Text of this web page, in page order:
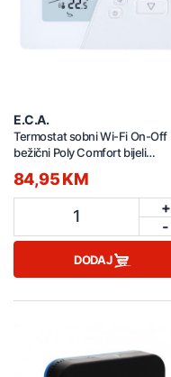
E.C.A.
Termostat sobni Wi-Fi On-Off
bežični Poly Comfort bijeli
84,95 KM
1
+
-
DODAJ